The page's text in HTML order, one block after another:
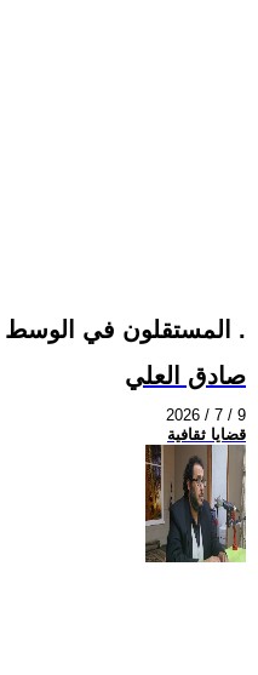
المستقلون في الوسط الادبي العراقي .
صادق العلي
2026 / 7 / 9
قضايا ثقافية